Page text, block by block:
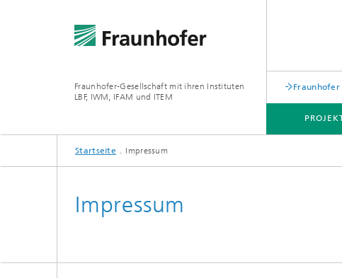
Fraunhofer-Gesellschaft mit ihren Instituten
LBF, IWM, IFAM und ITEM
Fraunhofer
NEWS & UPDATES
Startseite Impressum
Impressum